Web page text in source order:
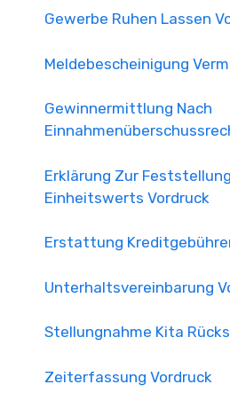
Gewerbe Ruhen Lassen
Meldebescheinigung
Gewinnermittlung Nach
Erklärung Zur
Einheitswerts Vordruck
Erstattung
Unterhaltsvereinbarung
Stellungnahme Kita
Zeiterfassung Vordruck